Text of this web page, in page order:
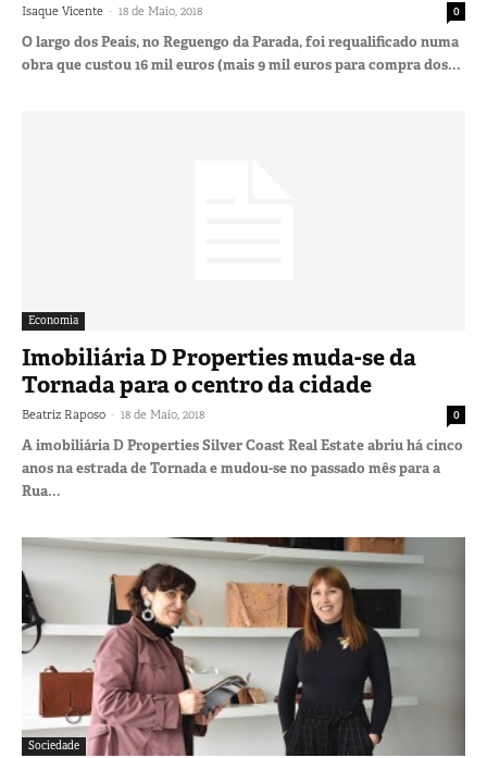
Isaque Vicente - 18 de Maio, 2018 0
O largo dos Peais, no Reguengo da Parada, foi requalificado numa
obra que custou 16 mil euros (mais 9 mil euros para compra dos...
Economia
Imobiliária D Properties muda-se da
Tornada para o centro da cidade
Beatriz Raposo - 18 de Maio, 2018 0
A imobiliária D Properties Silver Coast Real Estate abriu há cinco
anos na estrada de Tornada e mudou-se no passado mês para a
Rua...
Sociedade